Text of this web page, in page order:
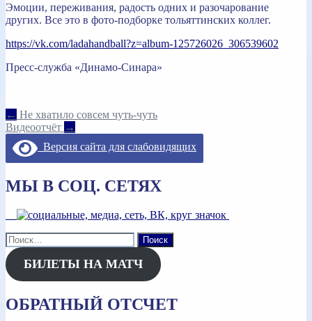
Эмоции, переживания, радость одних и разочарование
других. Все это в фото-подборке тольяттинских коллег.
https://vk.com/ladahandball?z=album-125726026_306539602
Пресс-служба «Динамо-Синара»
Навигация
по
записям
← Не хватило совсем чуть-чуть
Видеоотчёт →
Версия сайта для слабовидящих
МЫ В СОЦ. СЕТЯХ
Найти:
БИЛЕТЫ НА МАТЧ
ОБРАТНЫЙ ОТСЧЕТ